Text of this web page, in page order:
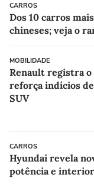
CARROS
Dos 10 carros
chineses; veja o
MOBILIDADE
Renault registra
reforça indícios
SUV
CARROS
Hyundai revela
potência e